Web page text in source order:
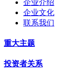
企业介绍
企业文化
联系我们
重大主题
投资者关系